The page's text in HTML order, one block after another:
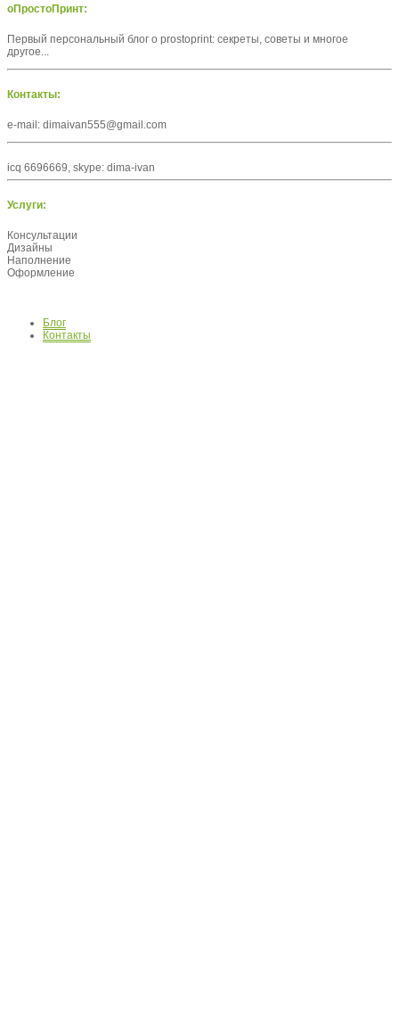
оПростоПринт:
Первый персональный блог о prostoprint: секреты, советы и многое
другое...
Контакты:
e-mail: dimaivan555@gmail.com
icq 6696669, skype: dima-ivan
Услуги:
Консультации
Дизайны
Наполнение
Оформление
Блог
Контакты